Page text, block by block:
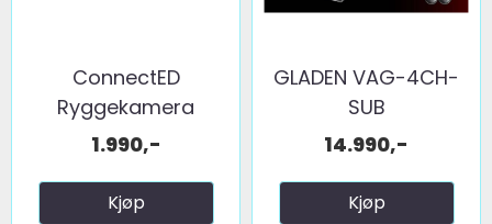
ConnectED
Ryggekamera
(håndtak) (CVBS) ...
1.990,-
Kjøp
GLADEN VAG-4CH-
SUB
14.990,-
Kjøp